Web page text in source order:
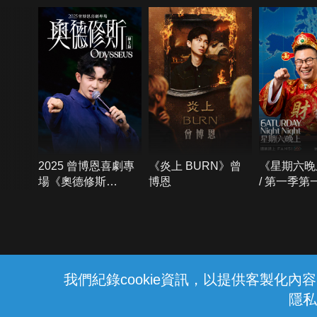
我們紀錄cookie資訊，以提供客製化內
隱
2025 曾博恩喜劇專
場《奧德修斯
《炎上 BURN》曾
博恩
《星期六
/ 第一季第